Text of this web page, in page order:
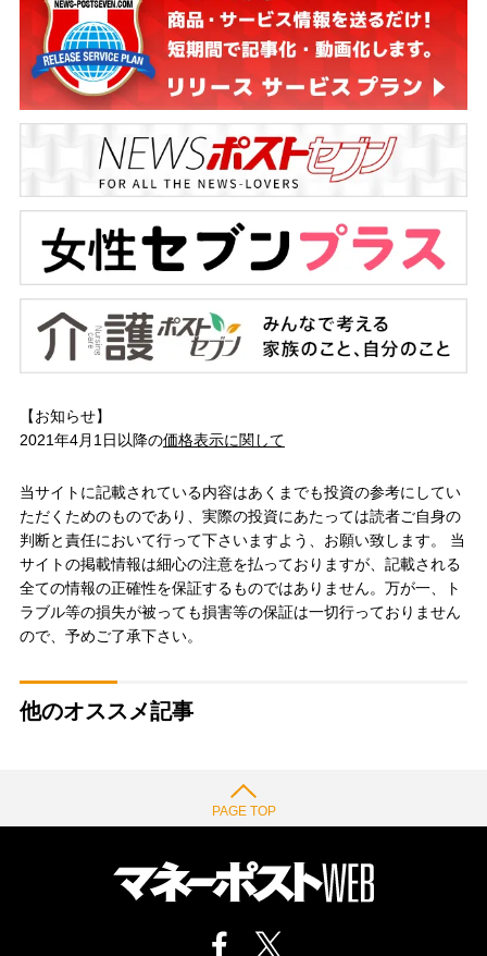
【お知らせ】
2021年4月1日以降の価格表示に関して
当サイトに記載されている内容はあくまでも投資の参考にしてい
ただくためのものであり、実際の投資にあたっては読者ご自身の
判断と責任において行って下さいますよう、お願い致します。 当
サイトの掲載情報は細心の注意を払っておりますが、記載される
全ての情報の正確性を保証するものではありません。万が一、ト
ラブル等の損失が被っても損害等の保証は一切行っておりません
ので、予めご了承下さい。
他のオススメ記事
PAGE TOP